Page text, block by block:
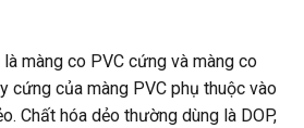
màng co PVC cứng và màng co
cứng của màng PVC phụ thuộc vào
Chất hóa dẻo thường dùng là DOP,